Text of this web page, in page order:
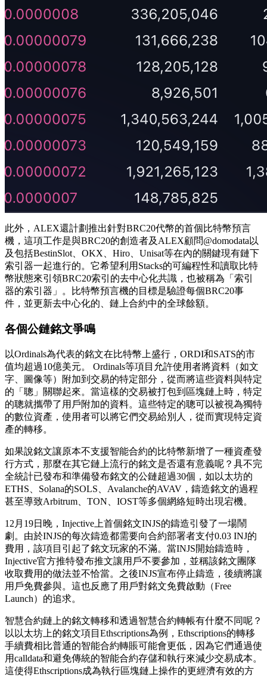
此外，ALEX還計劃推出針對BRC20代幣的首個比特幣預言
機，這項工作是與BRC20的創造者及ALEX顧問@domodata以
及包括BestinSlot、OKX、Hiro、Unisat等在內的關鍵現有鏈下
索引器一起進行的。它希望利用Stacks的可編程性和讀取比特
幣狀態來引領BRC20索引的去中心化共識，也被稱為「索引
器的索引器」。比特幣預言機的目標是驗證每個BRC20事
件，並更新去中心化的、鏈上合約中的全球餘額。
各個公鏈銘文爭鳴
以Ordinals為代表的銘文在比特幣上盛行，ORDI和SATS的市
值均超過10億美元。 Ordinals等項目允許使用者將資料（如文
字、圖像等）附加到交易的特定部分，從而將這些資料與特定
的「聰」關聯起來。當這樣的交易被打包到區塊鏈上時，特定
的聰就攜帶了用戶附加的資料。這些特定的聰可以被視為獨特
的數位資產，使用者可以將它們交易給別人，從而實現特定資
產的轉移。
如果說銘文讓原本不支援智能合約的比特幣新增了一種資產發
行方式，那麼在其它鏈上流行的銘文是否還有意義呢？具不完
全統計已發布和準備發布銘文的公鏈超過30個 ，如以太坊的
ETHS、Solana的SOLS、Avalanche的AVAV，鑄造銘文的過程
甚至導致Arbitrum、TON、IOST等多個網絡短時出現宕機。
12月19日晚，Injective上首個銘文INJS的鑄造引發了一場鬧
劇。由於INJS的每次鑄造都需要向合約部署者支付0.03 INJ的
費用，該項目引起了銘文玩家的不滿。當INJS開始鑄造時，
Injective官方推特發布推文讓用戶不要參加，並稱該銘文團隊
收取費用的做法並不恰當。之後INJS宣布停止鑄造，後續將讓
用戶免費參與。這也反應了用戶對銘文免​​費啟動（Free
Launch）的追求。
智慧合約鏈上的銘文轉移和透過智慧合約轉帳有什麼不同呢？
以以太坊上的銘文項目Ethscriptions為例，Ethscriptions的轉移
手續費相比普通的智能合約轉賬可能會更低，因為它們通過使
用calldata和避免傳統的智能合約存儲和執行來減少交易成本。
這使得Ethscriptions成為執行區塊鏈上操作的更經濟有效的方